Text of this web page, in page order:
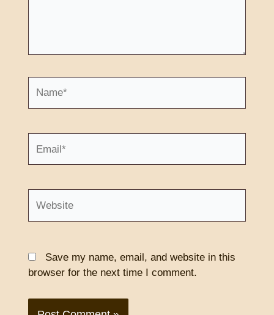
Save my name, email, and website in this
browser for the next time I comment.